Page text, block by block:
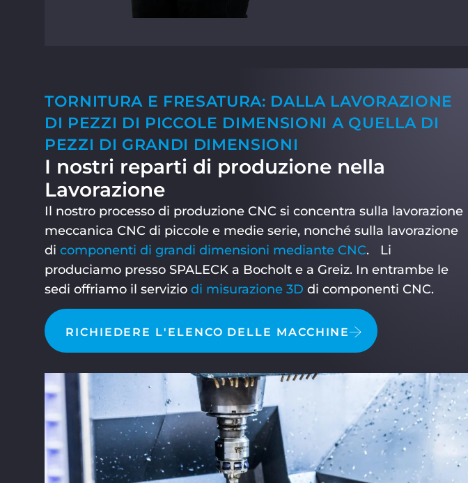
TORNITURA E FRESATURA: DALLA LAVORAZIONE
DI PEZZI DI PICCOLE DIMENSIONI A QUELLA DI
PEZZI DI GRANDI DIMENSIONI
I nostri reparti di produzione nella
Lavorazione
Il nostro processo di produzione CNC si concentra sulla lavorazione
meccanica CNC di piccole e medie serie, nonché sulla lavorazione
di componenti di grandi dimensioni mediante CNC. Li
produciamo presso SPALECK a Bocholt e a Greiz. In entrambe le
sedi offriamo il servizio di misurazione 3D di componenti CNC.
RICHIEDERE L'ELENCO DELLE MACCHINE